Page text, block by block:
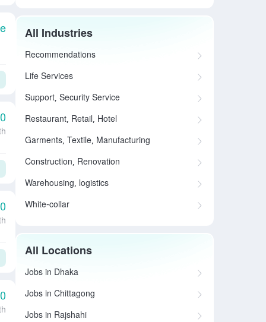
All Industries
Recommendations
Life Services
Support, Security Service
Restaurant, Retail, Hotel
Garments, Textile, Manufacturing
Construction, Renovation
Warehousing, logistics
White-collar
All Locations
Jobs in Dhaka
Jobs in Chittagong
Jobs in Rajshahi